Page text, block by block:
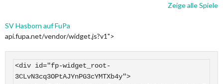
Zeige alle Spiele
SV Hasborn auf FuPa
api.fupa.net/vendor/widget.js?v1">
<div id="fp-widget_root-
3CLvN3cq3OPtAJYnPG3cYMTXb4y">